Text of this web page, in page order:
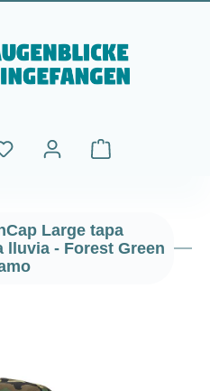
El carrito de
Large tapa
lluvia - Forest Green